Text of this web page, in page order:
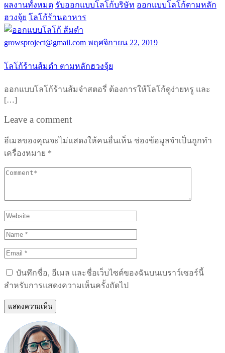
ผลงานทั้งหมด รับออกแบบโลโก้บริษัท ออกแบบโลโก้ตามหลัก
ฮวงจุ้ย โลโก้ร้านอาหาร
growsproject@gmail.com พฤศจิกายน 22, 2019
โลโก้ร้านส้มตำ ตามหลักฮวงจุ้ย
ออกแบบโลโก้ร้านส้มจำสตอรี่ ต้องการให้โลโก้ดูง่ายหรู และ
[…]
Leave a comment
อีเมลของคุณจะไม่แสดงให้คนอื่นเห็น ช่องข้อมูลจำเป็นถูกทำ
เครื่องหมาย *
บันทึกชื่อ, อีเมล และชื่อเว็บไซต์ของฉันบนเบราว์เซอร์นี้
สำหรับการแสดงความเห็นครั้งถัดไป